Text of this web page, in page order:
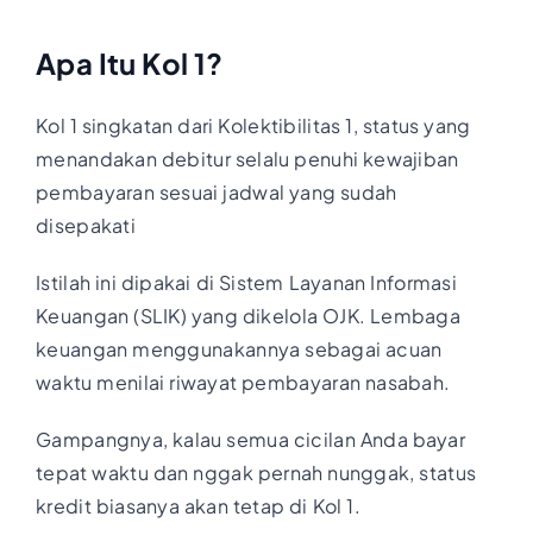
Apa Itu Kol 1?
Kol 1 singkatan dari Kolektibilitas 1, status yang
menandakan debitur selalu penuhi kewajiban
pembayaran sesuai jadwal yang sudah
disepakati
Istilah ini dipakai di Sistem Layanan Informasi
Keuangan (SLIK) yang dikelola OJK. Lembaga
keuangan menggunakannya sebagai acuan
waktu menilai riwayat pembayaran nasabah.
Gampangnya, kalau semua cicilan Anda bayar
tepat waktu dan nggak pernah nunggak, status
kredit biasanya akan tetap di Kol 1.